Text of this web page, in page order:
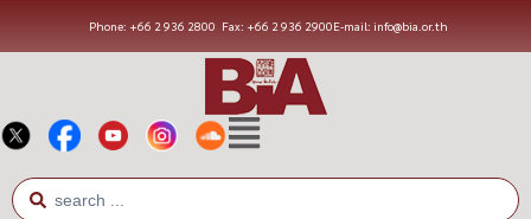
Phone: +66 2 936 2800 Fax: +66 2 936 2900E-mail: info@bia.or.th